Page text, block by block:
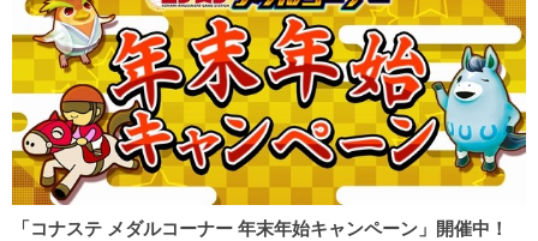
「コナステ メダルコーナー 年末年始キャンペーン」開催中！